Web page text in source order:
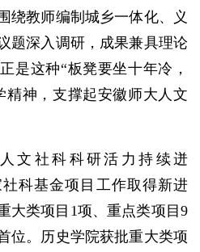
绕教师编制城乡一体化、义
题深入调研，成果兼具理论
是这种“板凳要坐十年冷，
精神，支撑起安徽师大人文
文社科科研活力持续迸
科基金项目工作取得新进
大类项目1项、重点类项目9
位。历史学院获批重大类项